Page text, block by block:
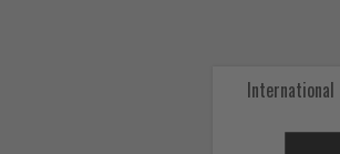
International